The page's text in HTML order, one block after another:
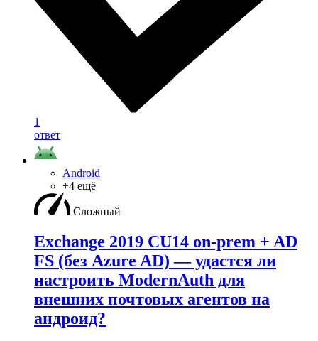
1
ответ
Android
+4 ещё
Сложный
Exchange 2019 CU14 on-prem + AD
FS (без Azure AD) — удаcтся ли
настроить ModernAuth для
внешних почтовых агентов на
андроид?